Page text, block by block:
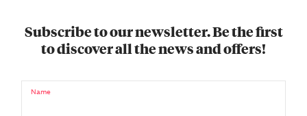
Subscribe to our newsletter. Be the first
to discover all the news and offers!
Name